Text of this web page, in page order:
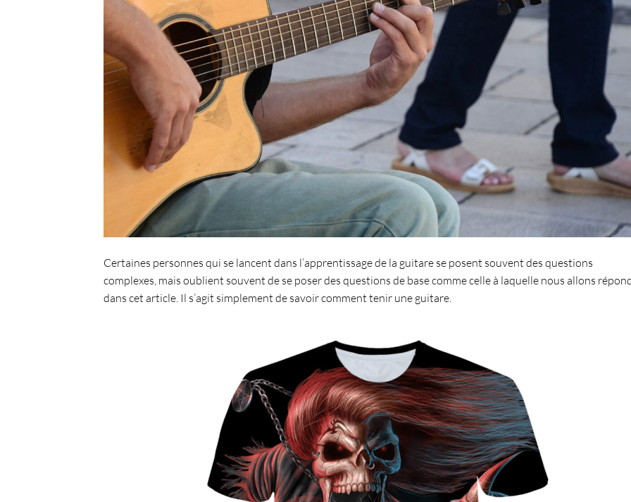
Certaines personnes qui se lancent dans l’apprentissage de la guitare se posent souvent des questions
complexes, mais oublient souvent de se poser des questions de base comme celle à laquelle nous allons
dans cet article. Il s’agit simplement de savoircomment tenir une guitare